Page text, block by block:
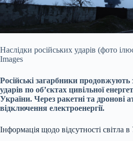
Наслідки російських ударів (фото
Images
Російські загарбники
ударів по об’єктах цивільної
України. Через ракетні та дронові
відключення електроенергії.
Інформація щодо відсутності світла в